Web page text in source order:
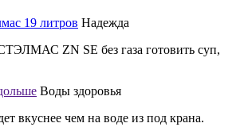
19 литров Надежда
ZN SE без газа готовить суп,
Воды здоровья
вкуснее чем на воде из под крана.